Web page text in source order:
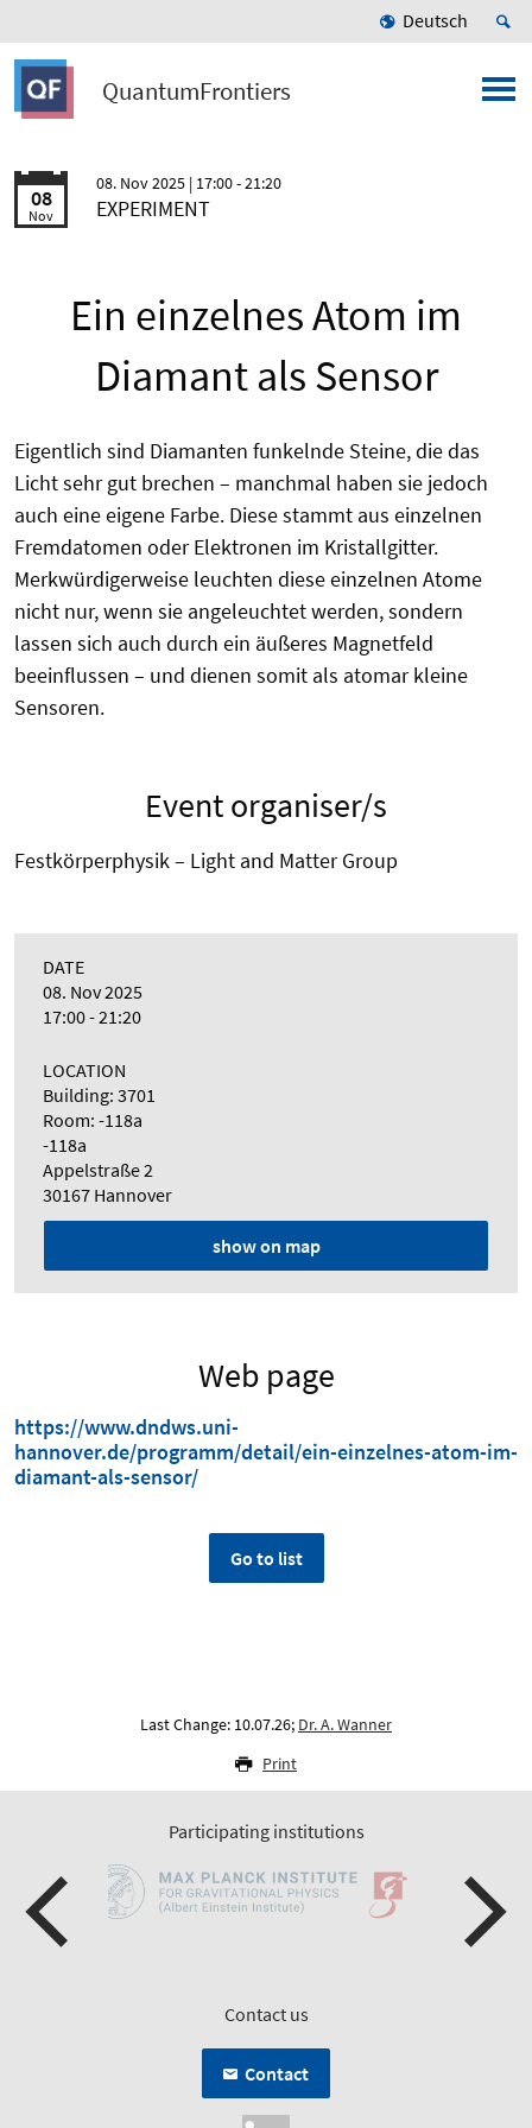
Deutsch
QuantumFrontiers
08
Nov
08. Nov 2025 | 17:00 - 21:20
EXPERIMENT
Ein einzelnes Atom im
Diamant als Sensor
Eigentlich sind Diamanten funkelnde Steine, die das
Licht sehr gut brechen – manchmal haben sie jedoch
auch eine eigene Farbe. Diese stammt aus einzelnen
Fremdatomen oder Elektronen im Kristallgitter.
Merkwürdigerweise leuchten diese einzelnen Atome
nicht nur, wenn sie angeleuchtet werden, sondern
lassen sich auch durch ein äußeres Magnetfeld
beeinflussen – und dienen somit als atomar kleine
Sensoren.
Event organiser/s
Festkörperphysik – Light and Matter Group
DATE
08. Nov 2025
17:00 - 21:20
LOCATION
Building: 3701
Room: -118a
-118a
Appelstraße 2
30167 Hannover
show on map
Web page
https://www.dndws.uni-
hannover.de/programm/detail/ein-einzelnes-atom-im-
diamant-als-sensor/
Go to list
Last Change: 10.07.26; Dr. A. Wanner
Print
Participating institutions
Contact us
Contact